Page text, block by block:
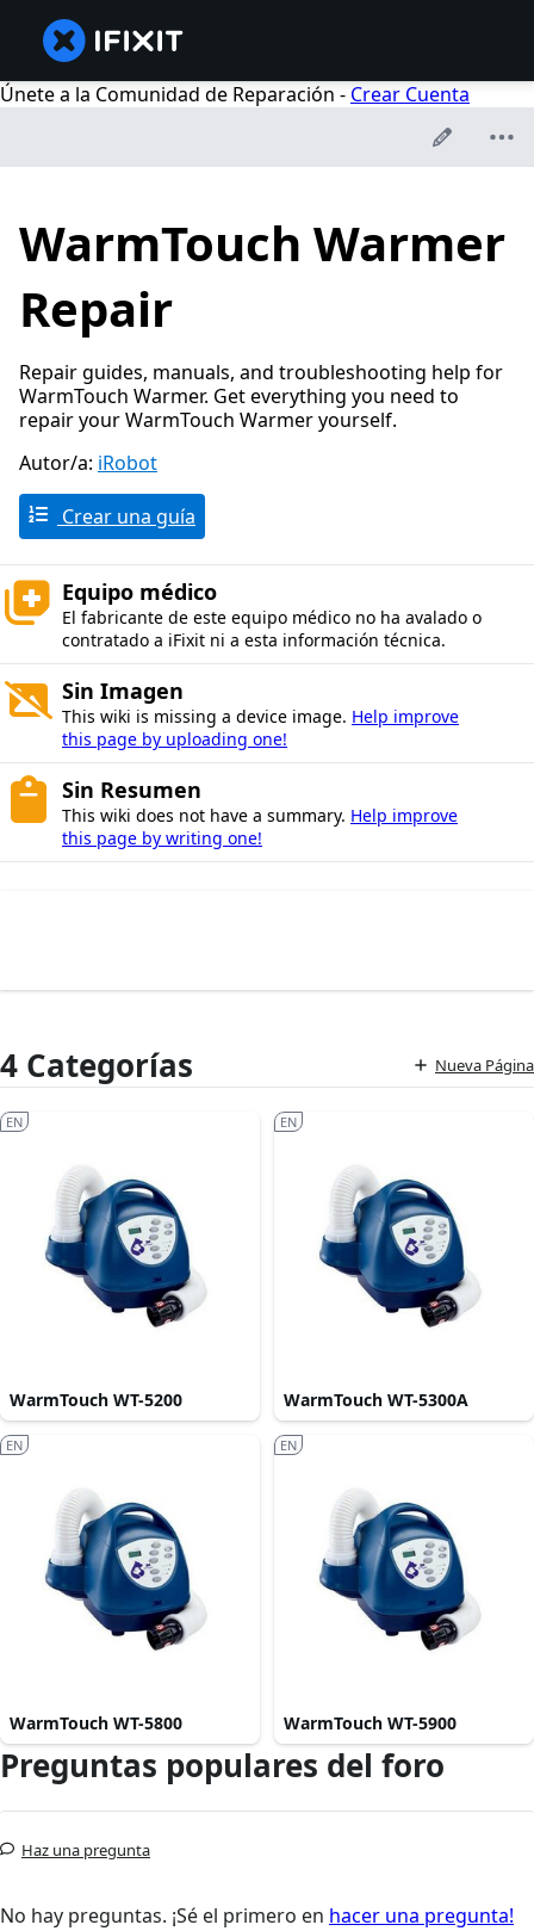
Únete a la Comunidad de Reparación - Crear Cuenta
WarmTouch Warmer
Repair
Repair guides, manuals, and troubleshooting help for
WarmTouch Warmer. Get everything you need to
repair your WarmTouch Warmer yourself.
Autor/a: iRobot
Crear una guía
Equipo médico
El fabricante de este equipo médico no ha avalado o
contratado a iFixit ni a esta información técnica.
Sin Imagen
This wiki is missing a device image. Help improve
this page by uploading one!
Sin Resumen
This wiki does not have a summary. Help improve
this page by writing one!
4 Categorías Nueva Página
WarmTouch WT-5200
EN
WarmTouch WT-5300A
EN
WarmTouch WT-5800
EN
WarmTouch WT-5900
EN
Preguntas populares del foro
Haz una pregunta
No hay preguntas. ¡Sé el primero en hacer una pregunta!